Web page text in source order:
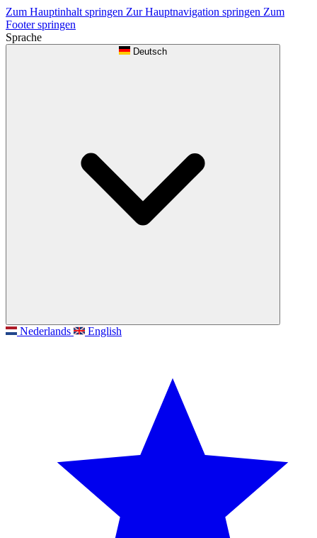
Zum Hauptinhalt springen Zur Hauptnavigation springen Zum
Footer springen
Sprache
Deutsch
Nederlands English